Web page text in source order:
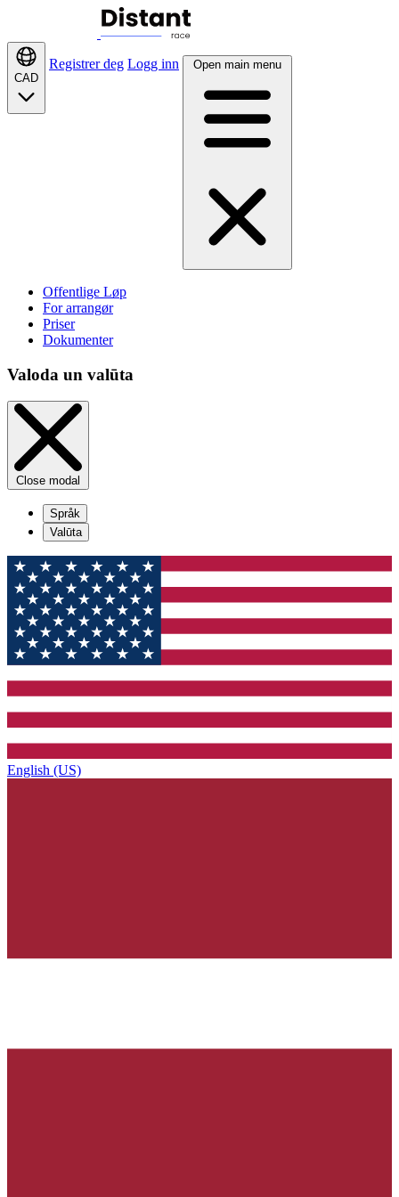
CAD
Registrer deg Logg inn Open main menu
Offentlige Løp
For arrangør
Priser
Dokumenter
Valoda un valūta
Close modal
Språk
Valūta
English (US)